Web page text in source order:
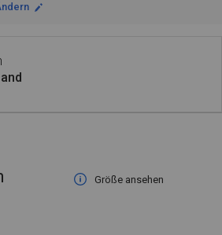
Größe ansehen